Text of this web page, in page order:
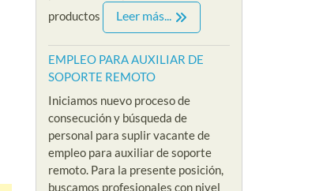
productos
Leer más...
EMPLEO PARA AUXILIAR DE
SOPORTE REMOTO
Iniciamos nuevo proceso de
consecución y búsqueda de
personal para suplir vacante de
empleo para auxiliar de soporte
remoto. Para la presente posición,
buscamos profesionales con nivel
psicologa sin...